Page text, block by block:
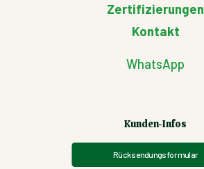
Zertifizierungen
Kontakt
WhatsApp
Kunden-Infos
Rücksendungsformular